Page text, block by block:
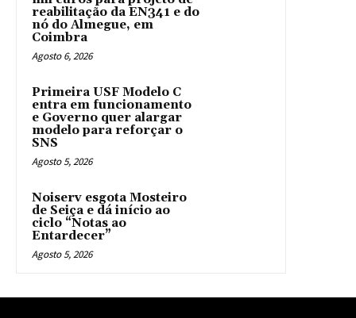
reabilitação da EN341 e do
nó do Almegue, em
Coimbra
Agosto 6, 2026
Primeira USF Modelo C
entra em funcionamento
e Governo quer alargar
modelo para reforçar o
SNS
Agosto 5, 2026
Noiserv esgota Mosteiro
de Seiça e dá início ao
ciclo “Notas ao
Entardecer”
Agosto 5, 2026